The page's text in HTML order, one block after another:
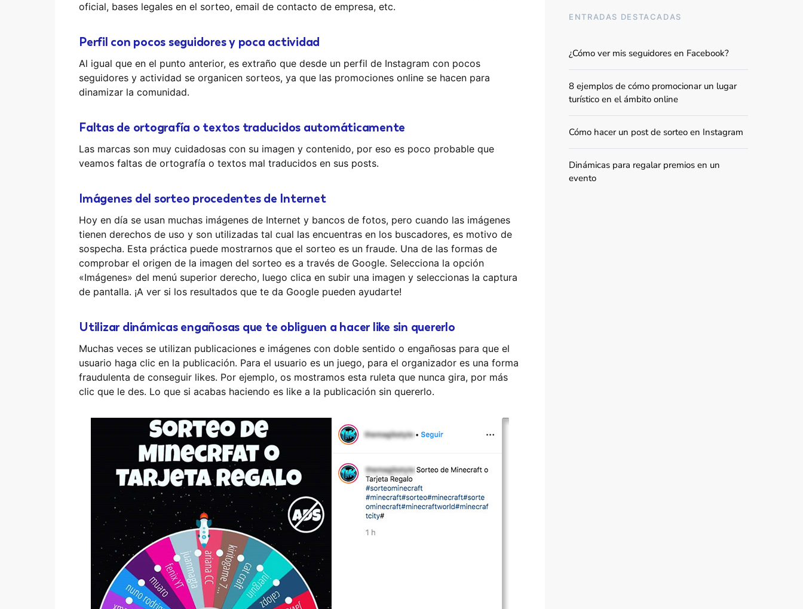
oficial, bases legales en el sorteo, email de contacto de empresa, etc.
Perfil con pocos seguidores y poca actividad
Al igual que en el punto anterior, es extraño que desde un perfil de Instagram con pocos
seguidores y actividad se organicen sorteos, ya que las promociones online se hacen para
dinamizar la comunidad.
Faltas de ortografía o textos traducidos automáticamente
Las marcas son muy cuidadosas con su imagen y contenido, por eso es poco probable que
veamos faltas de ortografía o textos mal traducidos en sus posts.
Imágenes del sorteo procedentes de Internet
Hoy en día se usan muchas imágenes de Internet y bancos de fotos, pero cuando las imágenes
tienen derechos de uso y son utilizadas tal cual las encuentras en los buscadores, es motivo de
sospecha. Esta práctica puede mostrarnos que el sorteo es un fraude. Una de las formas de
comprobar el origen de la imagen del sorteo es a través de Google. Selecciona la opción
«Imágenes» del menú superior derecho, luego clica en subir una imagen y seleccionas la captura
de pantalla. ¡A ver si los resultados que te da Google pueden ayudarte!
Utilizar dinámicas engañosas que te obliguen a hacer like sin quererlo
Muchas veces se utilizan publicaciones e imágenes con doble sentido o engañosas para que el
usuario haga clic en la publicación. Para el usuario es un juego, para el organizador es una forma
fraudulenta de conseguir likes. Por ejemplo, os mostramos esta ruleta que nunca gira, por más
clic que le des. Lo que si acabas haciendo es like a la publicación sin quererlo.
ENTRADAS DESTACADAS
¿Cómo ver mis seguidores en Facebook?
8 ejemplos de cómo promocionar un lugar
turístico en el ámbito online
Cómo hacer un post de sorteo en Instagram
Dinámicas para regalar premios en un
evento